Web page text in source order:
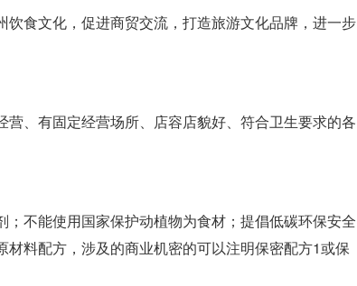
食文化，促进商贸交流，打造旅游文化品牌，进一步
、有固定经营场所、店容店貌好、符合卫生要求的各
不能使用国家保护动植物为食材；提倡低碳环保安全
料配方，涉及的商业机密的可以注明保密配方1或保